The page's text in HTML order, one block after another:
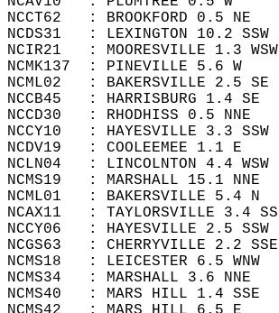
NCCT62   : BROOKFORD
NCDS31   : LEXINGTON
NCIR21   : MOORESVILLE
NCMK137  : PINEVILLE 5.6
NCML02   : BAKERSVILLE
NCCB45   : HARRISBURG
NCCD30   : RHODHISS 0.5
NCCY10   : HAYESVILLE
NCDV19   : COOLEEMEE
NCLN04   : LINCOLNTON
NCMS19   : MARSHALL
NCML01   : BAKERSVILLE
NCAX11   : TAYLORSVILLE
NCCY06   : HAYESVILLE
NCGS63   : CHERRYVILLE
NCMS18   : LEICESTER 6.5
NCMS34   : MARSHALL 3.6
NCMS40   : MARS HILL 1.4